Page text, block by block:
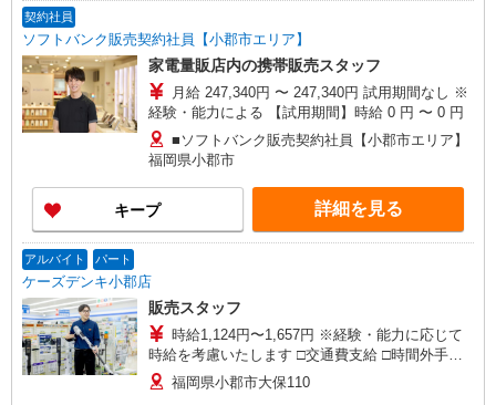
契約社員
ソフトバンク販売契約社員【小郡市エリア】
家電量販店内の携帯販売スタッフ
月給 247,340円 〜 247,340円 試用期間なし ※
経験・能力による 【試用期間】時給 0 円 〜 0 円
■ソフトバンク販売契約社員【小郡市エリア】
福岡県小郡市
キープ 詳細を見る
アルバイト パート
ケーズデンキ小郡店
販売スタッフ
時給1,124円〜1,657円 ※経験・能力に応じて
時給を考慮いたします □交通費支給 □時間外手当
（１分単位で別途全額支給） ■昇給・昇格制度あ
り □賞与あり（年２回） ■目標達成手当 ※全て当
福岡県小郡市大保110